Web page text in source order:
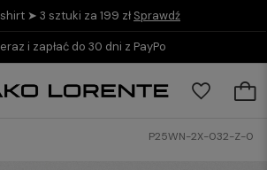
➤ 3 sztuki za 199 zł Sprawdź
i zapłać do 30 dni z PayPo
P25WN-2X-032-Z-0